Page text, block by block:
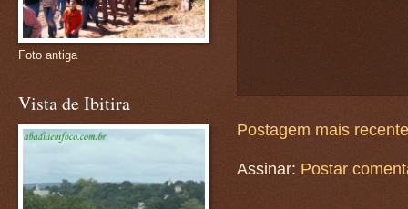
Postagem mais recente
Assinar: Postar
Foto antiga
Vista de Ibitira